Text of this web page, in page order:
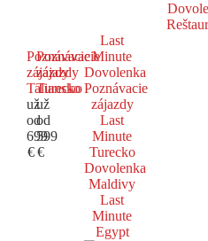
Poznávacie
zájazdy
Taliansko
už
od
699
€
Poznávacie
zájazdy
Turecko
už
od
599
€
Last
Minute
Dovolenka
Poznávacie
zájazdy
Last
Minute
Turecko
Dovolenka
Maldivy
Last
Minute
Egypt